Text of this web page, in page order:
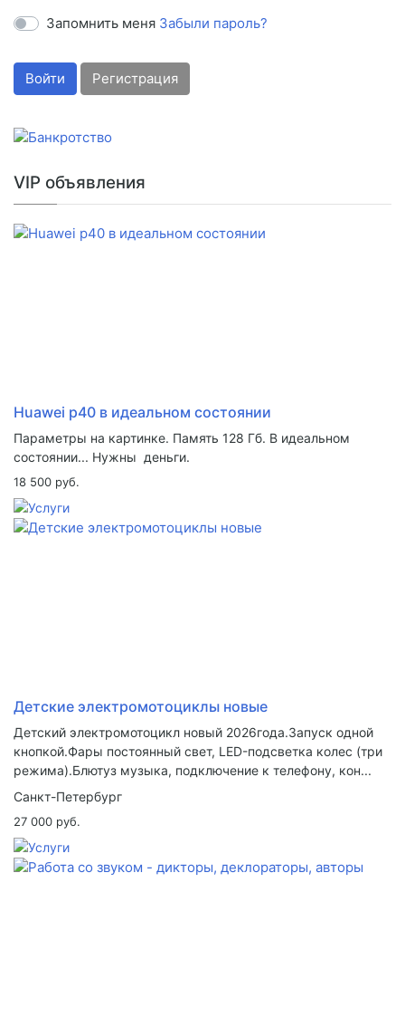
Запомнить меня Забыли пароль?
Войти Регистрация
VIP объявления
Huawei p40 в идеальном состоянии
Параметры на картинке. Память 128 Гб. В идеальном
состоянии... Нужны деньги.
18 500 руб.
Детские электромотоциклы новые
Детский электромотоцикл новый 2026года.Запуск одной
кнопкой.Фары постоянный свет, LED-подсветка колес (три
режима).Блютуз музыка, подключение к телефону, кон...
Санкт-Петербург
27 000 руб.